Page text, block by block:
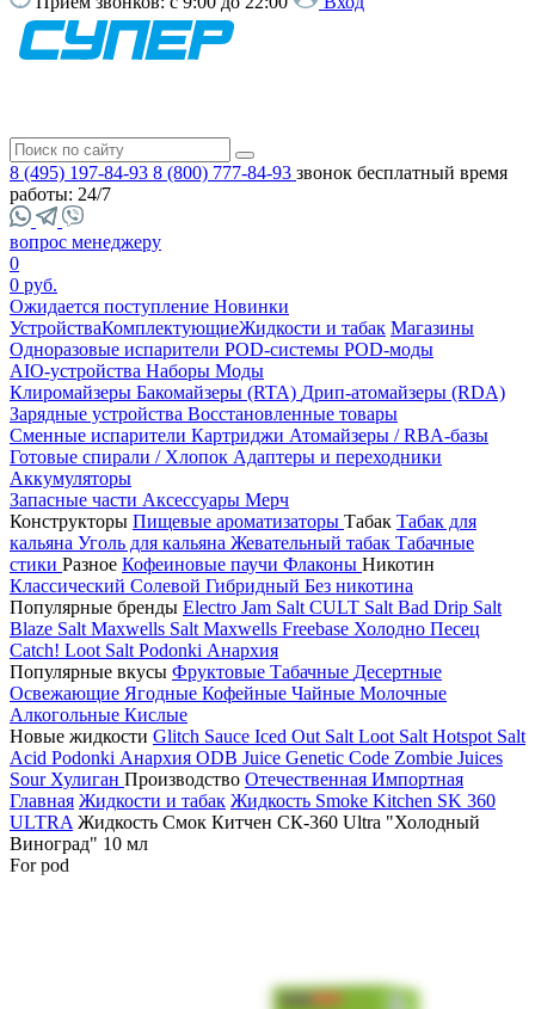
8 (495) 197-84-93 8 (800) 777-84-93 звонок бесплатный время
работы: 24/7
вопрос менеджеру
0
0 руб.
Ожидается поступление Новинки
УстройстваКомплектующиеЖидкости и табак Магазины
Одноразовые испарители POD-системы POD-моды
AIO-устройства Наборы Моды
Клиромайзеры Бакомайзеры (RTA) Дрип-атомайзеры (RDA)
Зарядные устройства Восстановленные товары
Сменные испарители Картриджи Атомайзеры / RBA-базы
Готовые спирали / Хлопок Адаптеры и переходники
Аккумуляторы
Запасные части Аксессуары Мерч
Конструкторы Пищевые ароматизаторы Табак Табак для
кальяна Уголь для кальяна Жевательный табак Табачные
стики Разное Кофеиновые паучи Флаконы Никотин
Классический Солевой Гибридный Без никотина
Популярные бренды Electro Jam Salt CULT Salt Bad Drip Salt
Blaze Salt Maxwells Salt Maxwells Freebase Холодно Песец
Catch! Loot Salt Podonki Анархия
Популярные вкусы Фруктовые Табачные Десертные
Освежающие Ягодные Кофейные Чайные Молочные
Алкогольные Кислые
Новые жидкости Glitch Sauce Iced Out Salt Loot Salt Hotspot Salt
Acid Podonki Анархия ODB Juice Genetic Code Zombie Juices
Sour Хулиган Производство Отечественная Импортная
Главная Жидкости и табак Жидкость Smoke Kitchen SK 360
ULTRA Жидкость Смок Китчен СК-360 Ultra "Холодный
Виноград" 10 мл
For pod